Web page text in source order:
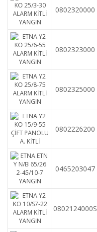
0802320000
0802323000
0802325000
0802226200
0465203047
0802124000S